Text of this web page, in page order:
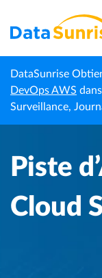
DataSunrise
DevOps AWS
Surveillance,
Accueil Centre de
Piste
Cloud